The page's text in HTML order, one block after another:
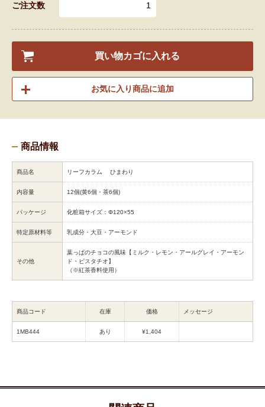
ご注文数
買い物カゴに入れる
お気に入り商品に追加
商品情報
商品名 リーフカラム ひまわり
内容量 12個(黄6個・茶6個)
パッケージ 化粧箱サイズ：Φ120×55
特定原材料等 乳成分・大豆・アーモンド
その他
葉っぱのチョコの風味【ミルク・レモン・アールグレイ・アーモン
ド・ピスタチオ】
（※紅茶香料使用）
商品コード 在庫 価格 メッセージ
1MB444 あり ¥1,404